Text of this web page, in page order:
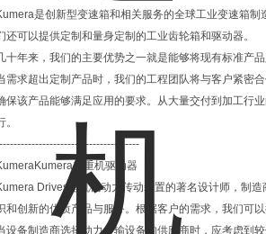
是创新型变速箱和相关服务的全球工业变速箱
还可以提供定制和量身定制的工业齿轮箱和驱动器。
十年来，我们的主要优势之一就是能够将现有标准产
需求超出定制产品时，我们的工程团队将与客户紧密
保该产品能够满足应用的要求。从大量交付到加工行
。
起重机驱动器
Drives是机械动力传动装置的著名设计师，制
和创新的优质产品与服务。根据客户的需求，我们可
设备制造商选择动力传输设备的供应商时，应考虑到